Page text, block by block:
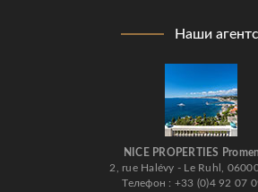
Наши
NICE PROPERTIES
2, rue Halévy - Le Ruhl,
Телефон : +33 (0)4 92 07